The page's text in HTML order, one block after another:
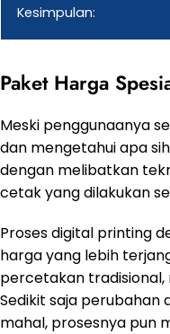
Kesimpulan:
Paket Harga
Meski penggunaanya
dan mengetahui apa
dengan melibatkan
cetak yang dilakukan
Proses digital printing
harga yang lebih
percetakan
Sedikit saja
mahal, prosesnya pun